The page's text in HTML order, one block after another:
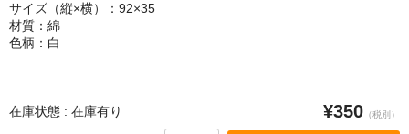
サイズ（縦×横）：92×35
材質：綿
色柄：白
在庫状態 : 在庫有り ¥350 （税別）